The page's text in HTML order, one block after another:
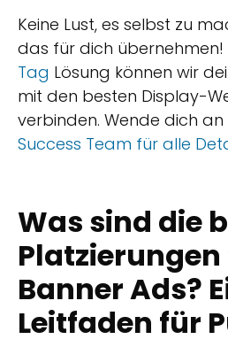
Keine Lust, es selbst zu
das für dich übernehmen!
Tag Lösung können wir
mit den besten Display-
verbinden. Wende dich an
Success Team für alle
Was sind die
Banner Ads?
Leitfaden für